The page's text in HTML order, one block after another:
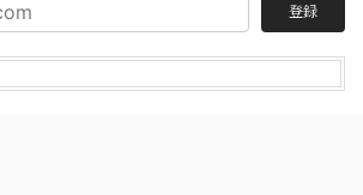
登録